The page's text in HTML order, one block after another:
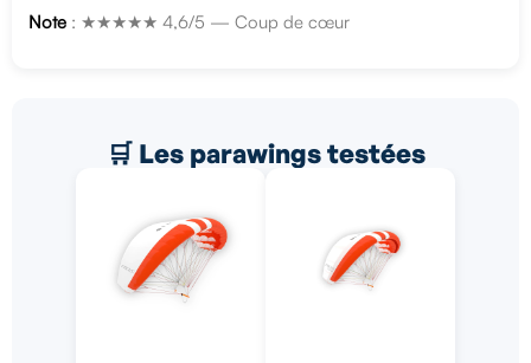
Note : ★★★★★ 4,6/5 — Coup de cœur
🛒 Les parawings testées